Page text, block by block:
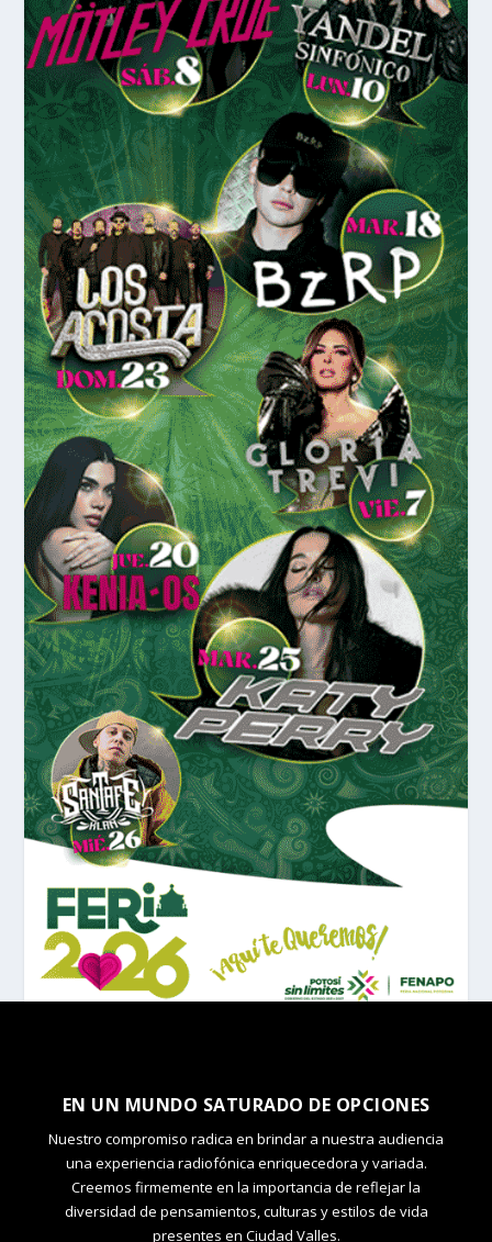
EN UN MUNDO SATURADO DE OPCIONES
Nuestro compromiso radica en brindar a nuestra audiencia
una experiencia radiofónica enriquecedora y variada.
Creemos firmemente en la importancia de reflejar la
diversidad de pensamientos, culturas y estilos de vida
presentes en Ciudad Valles.